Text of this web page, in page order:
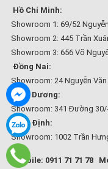
Hồ Chí Minh:
Showroom 1: 69/52
Showroom 2: 445 Trần
Showroom 3: 656 Võ
Đồng Nai:
Showroom: 24 Nguyễn
Bình Dương:
Showroom: 341 Đường 30/
Bình Định:
Showroom: 1002 Trần
Mobile: 0911 71 71 78